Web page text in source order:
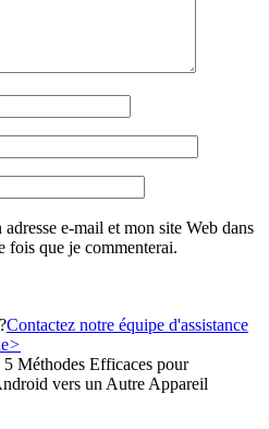
e-mail et mon site Web dans
fois que je commenterai.
Contactez notre équipe d'assistance
>
5 Méthodes Efficaces pour
vers un Autre Appareil